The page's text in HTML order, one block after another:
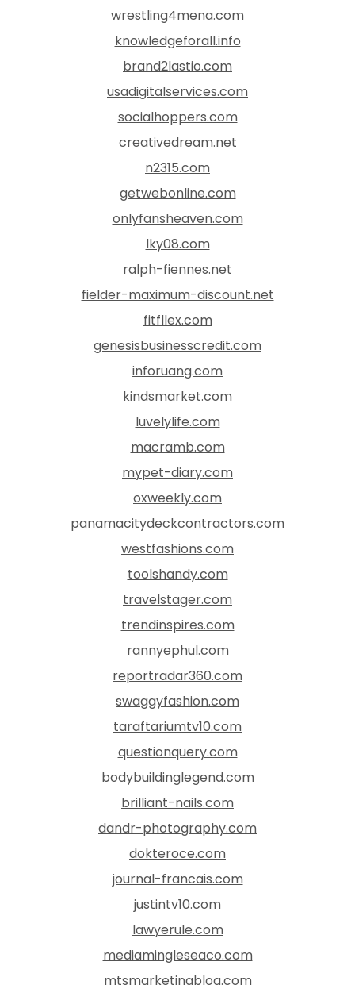
wrestling4mena.com
knowledgeforall.info
brand2lastio.com
usadigitalservices.com
socialhoppers.com
creativedream.net
n2315.com
getwebonline.com
onlyfansheaven.com
lky08.com
ralph-fiennes.net
fielder-maximum-discount.net
fitfllex.com
genesisbusinesscredit.com
inforuang.com
kindsmarket.com
luvelylife.com
macramb.com
mypet-diary.com
oxweekly.com
panamacitydeckcontractors.com
westfashions.com
toolshandy.com
travelstager.com
trendinspires.com
rannyephul.com
reportradar360.com
swaggyfashion.com
taraftariumtv10.com
questionquery.com
bodybuildinglegend.com
brilliant-nails.com
dandr-photography.com
dokteroce.com
journal-francais.com
justintv10.com
lawyerule.com
mediamingleseaco.com
mtsmarketingblog.com